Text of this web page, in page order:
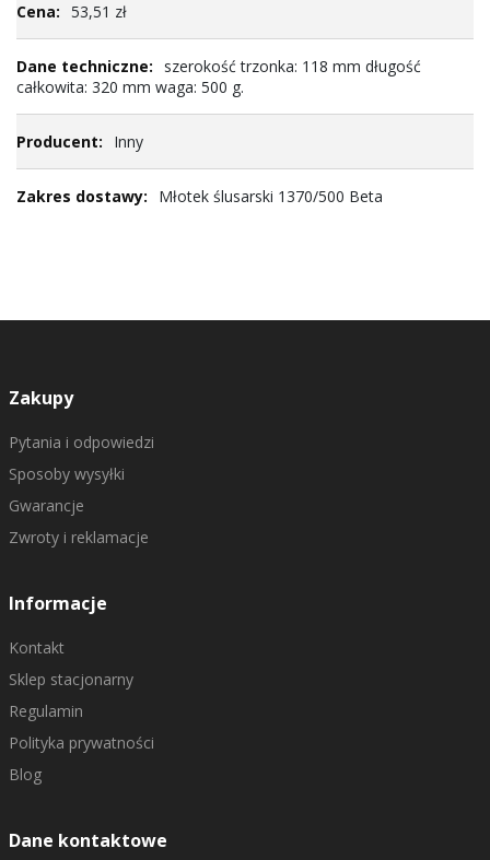
informacji53,51 zł
szerokość trzonka: 118 mm długość
całkowita: 320 mm waga: 500 g.
Inny
Młotek ślusarski 1370/500 Beta
Zakupy
Pytania i odpowiedzi
Sposoby wysyłki
Gwarancje
Zwroty i reklamacje
Informacje
Kontakt
Sklep stacjonarny
Regulamin
Polityka prywatności
Blog
Dane kontaktowe